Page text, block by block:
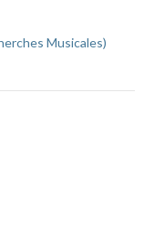
Musicales)